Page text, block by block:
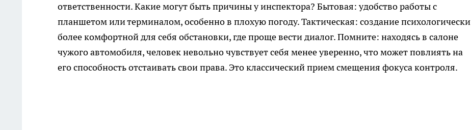
ответственности. Какие могут быть причины у инспектора? Бытовая: удобство работы с
планшетом или терминалом, особенно в плохую погоду. Тактическая: создание психологически
более комфортной для себя обстановки, где проще вести диалог. Помните: находясь в салоне
чужого автомобиля, человек невольно чувствует себя менее уверенно, что может повлиять на
его способность отстаивать свои права. Это классический прием смещения фокуса контроля.